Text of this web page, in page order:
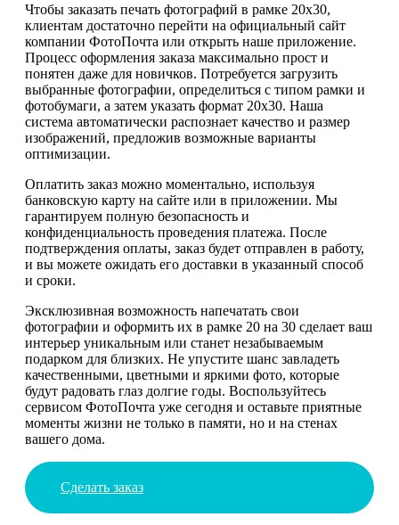
Чтобы заказать печать фотографий в рамке 20х30,
клиентам достаточно перейти на официальный сайт
компании ФотоПочта или открыть наше приложение.
Процесс оформления заказа максимально прост и
понятен даже для новичков. Потребуется загрузить
выбранные фотографии, определиться с типом рамки и
фотобумаги, а затем указать формат 20х30. Наша
система автоматически распознает качество и размер
изображений, предложив возможные варианты
оптимизации.
Оплатить заказ можно моментально, используя
банковскую карту на сайте или в приложении. Мы
гарантируем полную безопасность и
конфиденциальность проведения платежа. После
подтверждения оплаты, заказ будет отправлен в работу,
и вы можете ожидать его доставки в указанный способ
и сроки.
Эксклюзивная возможность напечатать свои
фотографии и оформить их в рамке 20 на 30 сделает ваш
интерьер уникальным или станет незабываемым
подарком для близких. Не упустите шанс завладеть
качественными, цветными и яркими фото, которые
будут радовать глаз долгие годы. Воспользуйтесь
сервисом ФотоПочта уже сегодня и оставьте приятные
моменты жизни не только в памяти, но и на стенах
вашего дома.
Сделать заказ